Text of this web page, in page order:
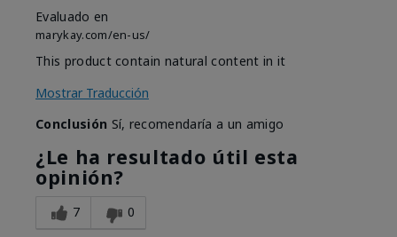
Evaluado en
marykay.com/en-us/
This product contain natural content in it
Mostrar Traducción
Conclusión Sí, recomendaría a un amigo
¿Le ha resultado útil esta
opinión?
7 0